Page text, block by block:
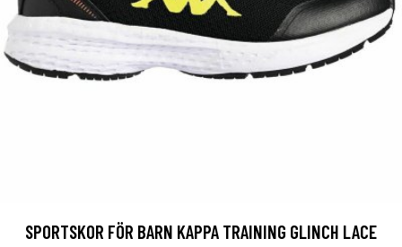
SPORTSKOR FÖR BARN KAPPA TRAINING GLINCH LACE